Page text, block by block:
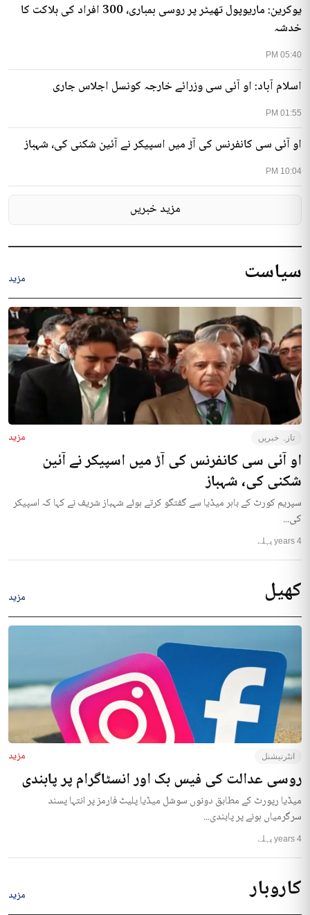
05:40 PM
یوکرین: ماریوپول تھیٹر پر روسی بمباری، 300 افراد کی ہلاکت کا
خدشہ
01:55 PM
اسلام آباد: او آئی سی وزرائے خارجہ کونسل اجلاس جاری
10:04 PM
او آئی سی کانفرنس کی آڑ میں اسپیکر نے آئین شکنی کی، شہباز
مزید خبریں
سیاست مزید
تازہ خبریں مزید
او آئی سی کانفرنس کی آڑ میں اسپیکر نے آئین
شکنی کی، شہباز
سپریم کورٹ کے باہر میڈیا سے گفتگو کرتے ہوئے شہباز شریف نے کہا کہ اسپیکر
کی...
4 years پہلے
کھیل مزید
انٹرنیشنل مزید
روسی عدالت کی فیس بک اور انسٹاگرام پر پابندی
میڈیا رپورٹ کے مطابق دونوں سوشل میڈیا پلیٹ فارمز پر انتہا پسند
سرگرمیاں ہونے پر پابندی...
4 years پہلے
کاروبار مزید